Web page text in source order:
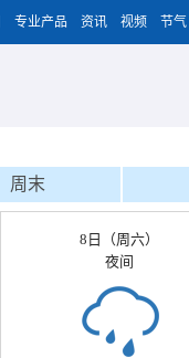
专业产品 资讯 视频 节气
周末
8日（周六）
夜间